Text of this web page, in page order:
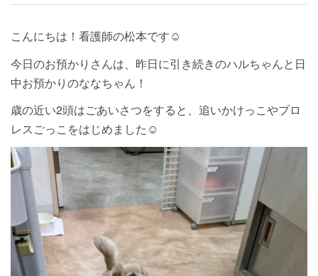
こんにちは！看護師の松本です☺︎
今日のお預かりさんは、昨日に引き続きのハルちゃんと日
中お預かりのななちゃん！
歳の近い2頭はごあいさつをすると、追いかけっこやプロ
レスごっこをはじめました☺︎